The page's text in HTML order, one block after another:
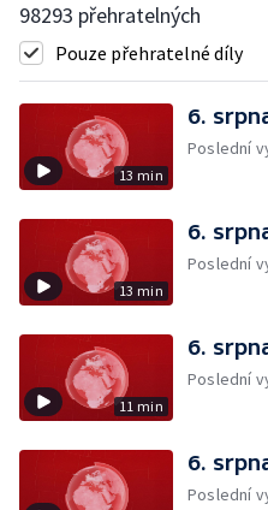
98293 přehratelných
Pouze přehratelné díly
13 min
6.
Poslední
13 min
6.
Poslední
11 min
6.
Poslední
6.
Poslední